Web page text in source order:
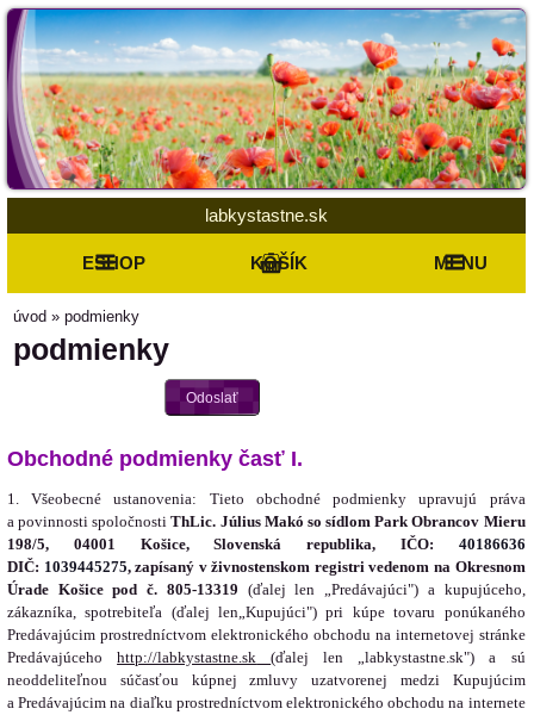
labkystastne.sk
ESHOP KOŠÍK MENU
úvod » podmienky
podmienky
Odoslať
Obchodné podmienky časť I.
1. Všeobecné ustanovenia: Tieto obchodné podmienky upravujú práva
a povinnosti spoločnostiThLic. Július Makó so sídlomPark Obrancov Mieru
198/5, 04001 Košice,Slovenská republika, IČO: 40186636
DIČ: 1039445275, zapísaný v živnostenskom registri vedenom na Okresnom
Úrade Košice pod č. 805-13319 (ďalej len „Predávajúci") a kupujúceho,
zákazníka, spotrebiteľa (ďalej len„Kupujúci") pri kúpe tovaru ponúkaného
Predávajúcim prostredníctvom elektronického obchodu na internetovej stránke
Predávajúcehohttp://labkystastne.sk
(ďalej len „labkystastne.sk") a sú
neoddeliteľnou súčasťou kúpnej zmluvy uzatvorenej medzi Kupujúcim
a Predávajúcim na diaľku prostredníctvom elektronického obchodu na internete